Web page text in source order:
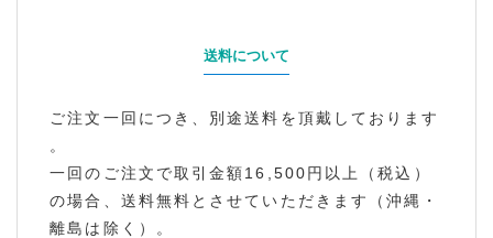
送料について
ご注文一回につき、別途送料を頂戴しております
。
一回のご注文で取引金額16,500円以上（税込）
の場合、送料無料とさせていただきます（沖縄・
離島は除く）。